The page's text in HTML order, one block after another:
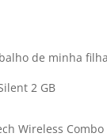
de minha
2 GB
Wireless Combo